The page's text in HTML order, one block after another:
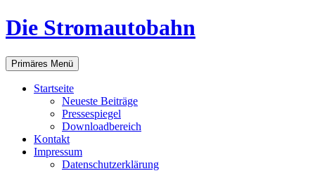
Zum
Inhalt
Die Stromautobahn
Suchen
Primäres Menü
Start­sei­te
Neu­es­te Beiträge
Pres­se­spie­gel
Down­load­be­reich
Kon­takt
Impres­sum
Daten­schutz­er­klä­rung